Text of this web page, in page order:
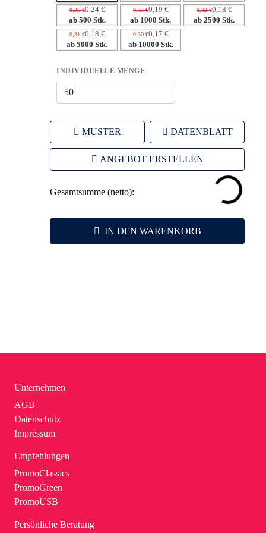
– Praktisch und hochwertig – sorgt für positive
Assoziationen bei Ihren Kunden.
0,36 €0,24 €
ab 500 Stk.
0,33 €0,19 €
ab 1000 Stk.
0,32 €0,18 €
ab 2500 Stk.
0,31 €0,18 €
ab 5000 Stk.
0,30 €0,17 €
ab 10000 Stk.
INDIVIDUELLE MENGE
MUSTER DATENBLATT
ANGEBOT ERSTELLEN
Gesamtsumme (netto):
IN DEN WARENKORB
Unternehmen
AGB
Datenschutz
Impressum
Empfehlungen
PromoClassics
PromoGreen
PromoUSB
Persönliche Beratung